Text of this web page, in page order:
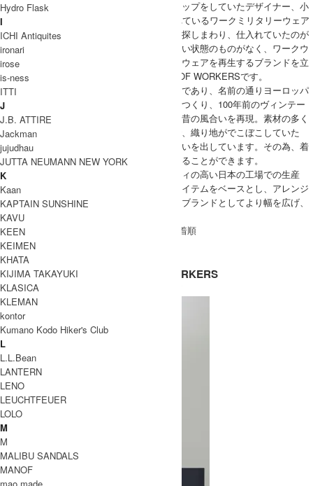
元々は山口・福岡でインポートセレクトショップをしていたデザイナー、小
田隆博氏がフランスで19世紀ごろから作られているワークミリタリーウェア
のデッドストックをフランスの蚤の市などで探しまわり、仕入れていたのが
始まりで、次第に人気が上がる一方なのに良い状態のものがなく、ワークウ
ェアファンのためにヴィンテージミリタリーウェアを再生するブランドを立
ち上げたのがGARMENT REPRODUCTION OF WORKERSです。
ブランド名を直訳すると『労働者の服再生』であり、名前の通りヨーロッパ
で見つけた古い素材を現地フランスの工場でつくり、100年前のヴィンテー
ジウェアからマスターパターンを起こして、昔の風合いを再現。素材の多く
はデッドストックの古いリネンやコットンで、織り地がでこぼこしていた
り、シュリンクしており、それが独特の味わいを出しています。その為、着
込めば着込むほど個性豊かな味わいを堪能することができます。
近年ではフランスのみならず、よりクォリティの高い日本の工場での生産
や、日本の生地を使用した、ヴィンテージアイテムをベースとし、アレンジ
を加えたオリジナルのアイテムもリリース。ブランドとしてより幅を広げ、
魅力を増しています。
[ 並び順を変更 ] -
新着順
全 [1] 商品中 [1-1] を表示
1
GARMENT REPRODUCTION OF WORKERS
ガーメントリプロダクションオブワーカーズ
Hydro Flask
I
ICHI Antiquites
ironari
irose
is-ness
ITTI
J
J.B. ATTIRE
Jackman
jujudhau
JUTTA NEUMANN NEW YORK
K
Kaan
KAPTAIN SUNSHINE
KAVU
KEEN
KEIMEN
KHATA
KIJIMA TAKAYUKI
KLASICA
KLEMAN
kontor
Kumano Kodo Hiker's Club
L
L.L.Bean
LANTERN
LENO
LEUCHTFEUER
LOLO
M
M
MALIBU SANDALS
MANOF